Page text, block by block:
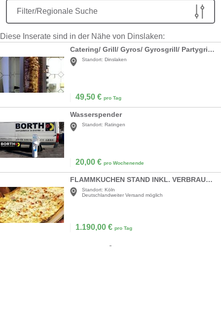
Filter/Regionale Suche
Diese Inserate sind in der Nähe von Dinslaken:
Catering/ Grill/ Gyros/ Gyrosgrill/ Partygrill/ Barbecue/ BBQ
Standort: Dinslaken
49,50 € pro Tag
Wasserspender
Standort: Ratingen
20,00 € pro Wochenende
FLAMMKUCHEN STAND INKL. VERBRAUCHSMATERIAL
Standort: Köln
Deutschlandweiter Versand möglich
1.190,00 € pro Tag